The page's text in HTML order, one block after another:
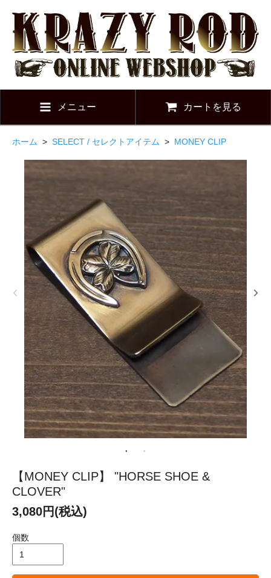
メニュー カートを見る
ホーム > SELECT / セレクトアイテム > MONEY CLIP
【MONEY CLIP】 "HORSE SHOE &
CLOVER"
3,080円(税込)
個数